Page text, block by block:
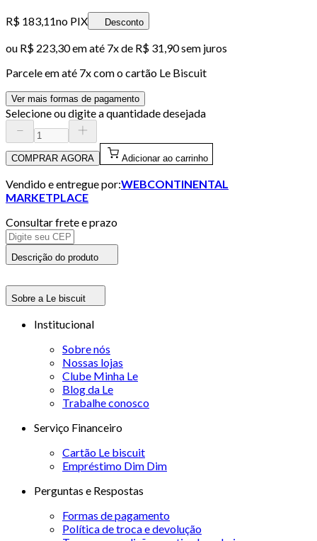
R$ 183,11no PIX Desconto
ou R$ 223,30em até 7x de R$ 31,90 sem juros
Parcele em até 7x com o cartão Le Biscuit
Ver mais formas de pagamento
Selecione ou digite a quantidade desejada
COMPRAR AGORA Adicionar ao carrinho
Vendido e entregue por:WEBCONTINENTAL
MARKETPLACE
Consultar frete e prazo
Descrição do produto
Sobre a Le biscuit
Institucional
Sobre nós
Nossas lojas
Clube Minha Le
Blog da Le
Trabalhe conosco
Serviço Financeiro
Cartão Le biscuit
Empréstimo Dim Dim
Perguntas e Respostas
Formas de pagamento
Política de troca e devolução